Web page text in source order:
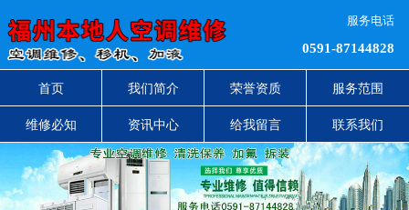
服务电话
0591-87144828
首页 我们简介 荣誉资质 服务范围
维修必知 资讯中心 给我留言 联系我们